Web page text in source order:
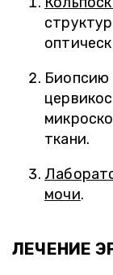
Биопсию
ткани.
мочи.
ЛЕЧЕНИЕ